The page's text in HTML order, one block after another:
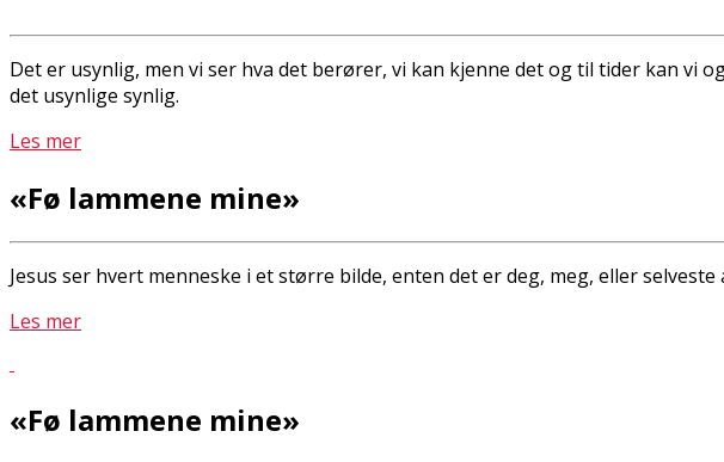
Det er usynlig, men vi ser hva det berører, vi kan kjenne det og til tider kan vi
det usynlige synlig.
Les mer
«Fø lammene mine»
Jesus ser hvert menneske i et større bilde, enten det er deg, meg, eller selveste
Les mer
«Fø lammene mine»